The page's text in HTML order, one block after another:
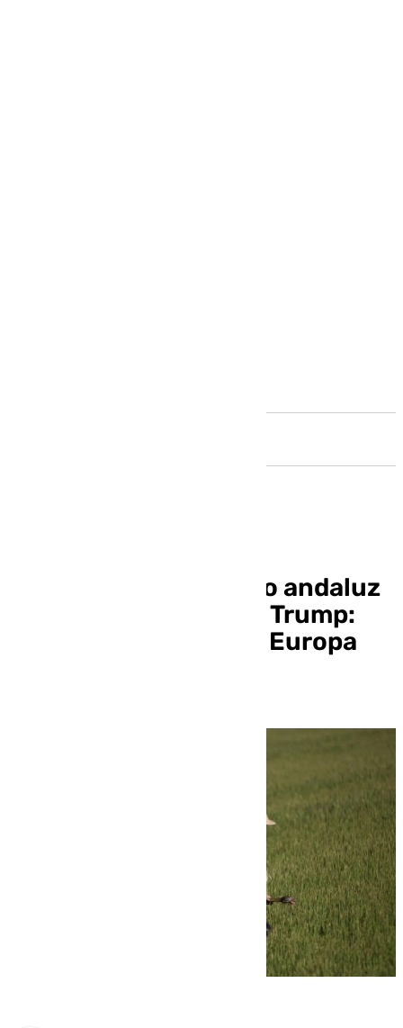
Inquietud en el campo andaluz
ante los aranceles de Trump:
«Si EEUU se protege, Europa